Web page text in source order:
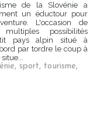
de la Slovénie a
un éductour pour
L'occasion de
possibilités
pays alpin situé à
par tordre le coup à
, sport, tourisme,